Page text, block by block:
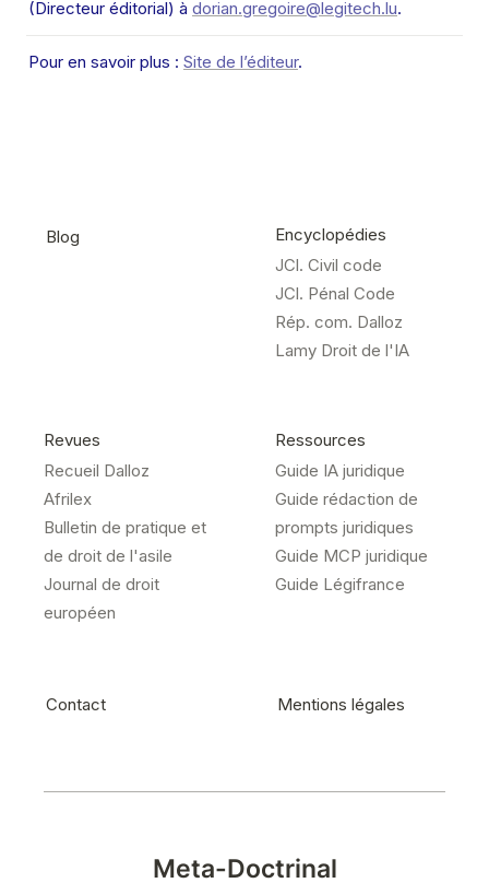
(Directeur éditorial) à dorian.gregoire@legitech.lu.
Pour en savoir plus : Site de l’éditeur.
Meta-Doctrinal
Blog
Encyclopédies
JCl. Civil code
JCl. Pénal Code
Rép. com. Dalloz
Lamy Droit de l'IA
Revues
Recueil Dalloz
Afrilex
Bulletin de pratique et
de droit de l'asile
Journal de droit
européen
Ressources
Guide IA juridique
Guide rédaction de
prompts juridiques
Guide MCP juridique
Guide Légifrance
Contact Mentions légales